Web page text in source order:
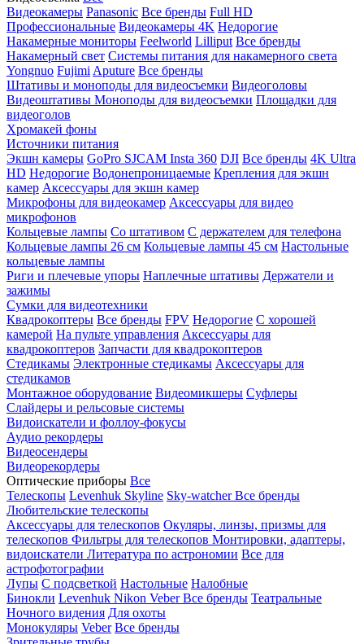
Видеокамеры Panasonic Все бренды Full HD
Профессиональные Видеокамеры 4K Недорогие
Накамерные мониторы Feelworld Lilliput Все бренды
Накамерный свет Системы питания для накамерного света
Yongnuo Fujimi Aputure Все бренды
Штативы и моноподы для видеосъемки Видеоголовы
Видеоштативы Моноподы для видеосъемки Площадки для
видеоголов
Хромакей фоны
Источники питания
Экшн камеры GoPro SJCAM Insta 360 DJI Все бренды 4K Ultra
HD Недорогие Водонепроницаемые Крепления для экшн
камер Аксессуары для экшн камер
Микрофоны для видеокамер Аксессуары для видео
микрофонов
Кольцевые лампы Со штативом C держателем для телефона
Кольцевые лампы 26 см Кольцевые лампы 45 см Настольные
кольцевые лампы
Риги и плечевые упоры Наплечные штативы Держатели и
зажимы
Сумки для видеотехники
Квадрокоптеры Все бренды FPV Недорогие С хорошей
камерой На пульте управления Аксессуары для
квадрокоптеров Запчасти для квадрокоптеров
Стедикамы Электронные стедикамы Аксессуары для
стедикамов
Монтажное оборудование Видеомикшеры Суфлеры
Слайдеры и рельсовые системы
Видоискатели и фоллоу-фокусы
Аудио рекордеры
Видеосендеры
Видеорекордеры
Оптические приборы Все
Телескопы Levenhuk Skyline Sky-watcherВсе бренды
Любительские телескопы
Аксессуары для телескопов Окуляры, линзы, призмы для
телескопов Фильтры для телескопов Монтировки, адаптеры,
видоискатели Литература по астрономии Все для
астрофотографии
Лупы С подсветкой Настольные Налобные
Бинокли Levenhuk Nikon VeberВсе бренды Театральные
Ночного видения Для охоты
Монокуляры Veber Все бренды